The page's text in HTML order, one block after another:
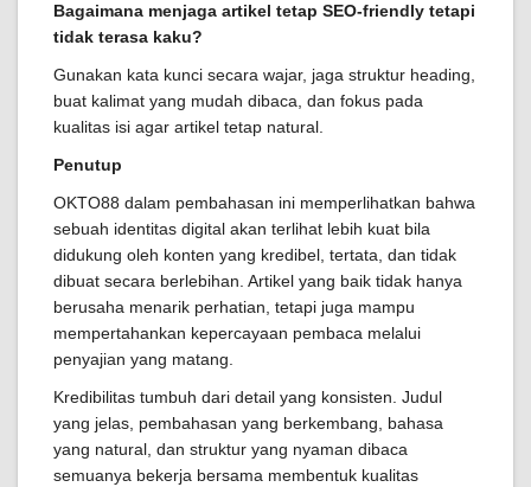
Bagaimana menjaga artikel tetap SEO-friendly tetapi
tidak terasa kaku?
Gunakan kata kunci secara wajar, jaga struktur heading,
buat kalimat yang mudah dibaca, dan fokus pada
kualitas isi agar artikel tetap natural.
Penutup
OKTO88 dalam pembahasan ini memperlihatkan bahwa
sebuah identitas digital akan terlihat lebih kuat bila
didukung oleh konten yang kredibel, tertata, dan tidak
dibuat secara berlebihan. Artikel yang baik tidak hanya
berusaha menarik perhatian, tetapi juga mampu
mempertahankan kepercayaan pembaca melalui
penyajian yang matang.
Kredibilitas tumbuh dari detail yang konsisten. Judul
yang jelas, pembahasan yang berkembang, bahasa
yang natural, dan struktur yang nyaman dibaca
semuanya bekerja bersama membentuk kualitas